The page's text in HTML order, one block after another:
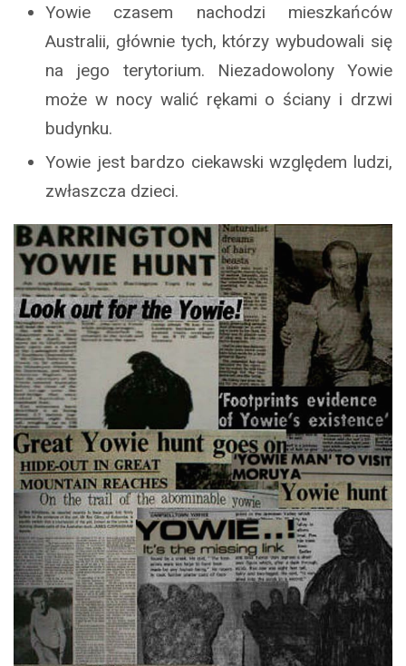
Yowie czasem nachodzi mieszkańców
Australii, głównie tych, którzy wybudowali się
na jego terytorium. Niezadowolony Yowie
może w nocy walić rękami o ściany i drzwi
budynku.
Yowie jest bardzo ciekawski względem ludzi,
zwłaszcza dzieci.